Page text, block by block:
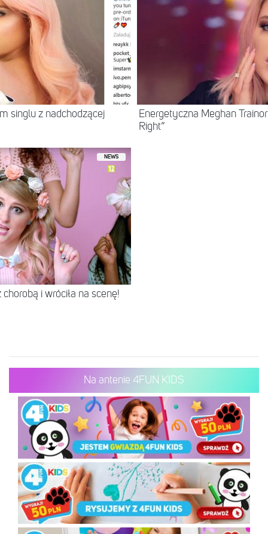
singlu z nadchodzącej
Energetyczna Meghan
Right”
NEWS
i wróciła na scenę!
Na antenie 4FUN KIDS